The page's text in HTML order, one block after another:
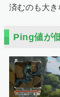
済むのも大き
Ping値が